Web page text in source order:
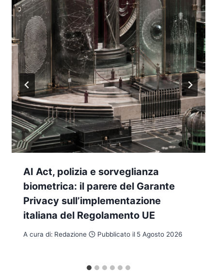
AI Act, polizia e sorveglianza
biometrica: il parere del Garante
Privacy sull’implementazione
italiana del Regolamento UE
A cura di: Redazione Pubblicato il 5 Agosto 2026